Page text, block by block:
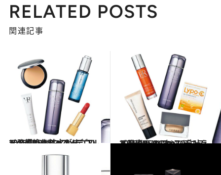
RELATED POSTS
関連記事
2015.11.18
2015CREAのベストコスメ発表！(1) コスメデコルテの超絶化粧水がすごい
ビューティ＆ヘルス 2015.11.20
2015CREAのベストコスメ発表！(2) すべてを叶えるTHREEのファンデ
ビューティ＆ヘルス